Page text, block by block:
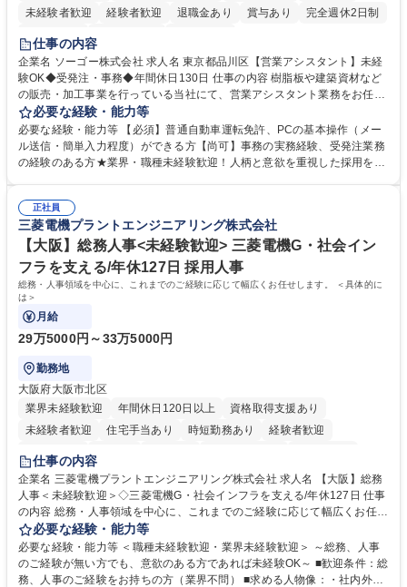
未経験者歓迎
経験者歓迎 退職金あり 賞与あり
完全週休2日制
交通費支給
仕事の内容
企業名 ソーゴー株式会社 求人名 東京都品川区【営業アシスタント】未経
験OK◆受発注・事務◆年間休日130日 仕事の内容 樹脂板や建築資材など
の販売・加工事業を行っている当社にて、営業アシスタント業務をお任せ
いたします。注文対応やWebデータの出力、各所への発注・加工依頼のほ
か、電話・メール対応等の事務業務を担当します。 ■受注・発注業務：FA
Xによる注文対応、Web発注データのプリントアウト、各仕入先・協力会
社への発注および加工依頼等 ■納品書・請求書の作成および発送手配 ■商
当社の指定する業務 募集職種 東京都品川区【営業アシスタント】未経験O
K◆受発注・事務◆年間休日130日
必要な経験・能力等
必要な経験・能力等 【必須】普通自動車運転免許、PCの基本操作（メー
ル送信・簡単入力程度）ができる方【尚可】事務の実務経験、受発注業務
の経験のある方★業界・職種未経験歓迎！人柄と意欲を重視した採用を行
変化に臨機応変かつ柔軟に対応できる方、約束を守り正確に作業を進めら
れる方を求めています。高度なPCスキルや関数知識は一切不要です。丁
寧な指導体制が整っているため、安心してお仕事をスタートしていただけ
ます。 学歴・資格 学歴：大学院 大学 高専 短大 専修学校 高校 語学力：
資格：
正社員
三菱電機プラントエンジニアリング株式会社
【大阪】総務人事<未経験歓迎> 三菱電機G・社会イン
フラを支える/年休127日 採用人事
総務・人事領域を中心に、これまでのご経験に応じて幅広くお任せします。 ＜具体的に
は＞
月給
29万5000円～33万5000円
勤務地
大阪府大阪市北区
業界未経験歓迎
年間休日120日以上
資格取得支援あり
未経験者歓迎
住宅手当あり 時短勤務あり
経験者歓迎
退職金あり
駅近5分以内
土日祝休み 服装自由 寮・社宅あり 食事補助あり
仕事の内容
企業名 三菱電機プラントエンジニアリング株式会社 求人名 【大阪】総務
人事＜未経験歓迎＞◇三菱電機G・社会インフラを支える/年休127日 仕事
の内容 総務・人事領域を中心に、これまでのご経験に応じて幅広くお任せ
します。 ＜具体的には＞ ・総務/人事労務（給与・社保・勤怠管理など）
・採用・教育研修 ・福利厚生運用 など ※基本的には事務所勤務ですが、
採用や教育等の業務内容により、関西圏以外への日帰り・宿泊を伴う国内
出張もございます。 ※担当業務を持ちつつ、お互いに助け合いながら、総
必要な経験・能力等
必要な経験・能力等 ＜職種未経験歓迎・業界未経験歓迎＞ ～総務、人事
のご経験が無い方でも、意欲のある方であれば未経験OK～ ■歓迎条件：総
務、人事のご経験をお持ちの方（業界不問） ■求める人物像：・社内外の